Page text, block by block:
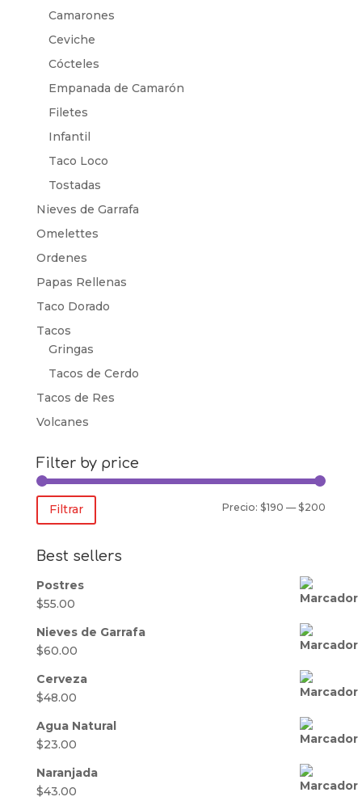
Camarones
Ceviche
Cócteles
Empanada de Camarón
Filetes
Infantil
Taco Loco
Tostadas
Nieves de Garrafa
Omelettes
Ordenes
Papas Rellenas
Taco Dorado
Tacos
Gringas
Tacos de Cerdo
Tacos de Res
Volcanes
Filter by price
Filtrar Precio:$190 —$200
Best sellers
Postres
$55.00
Nieves de Garrafa
$60.00
Cerveza
$48.00
Agua Natural
$23.00
Naranjada
$43.00